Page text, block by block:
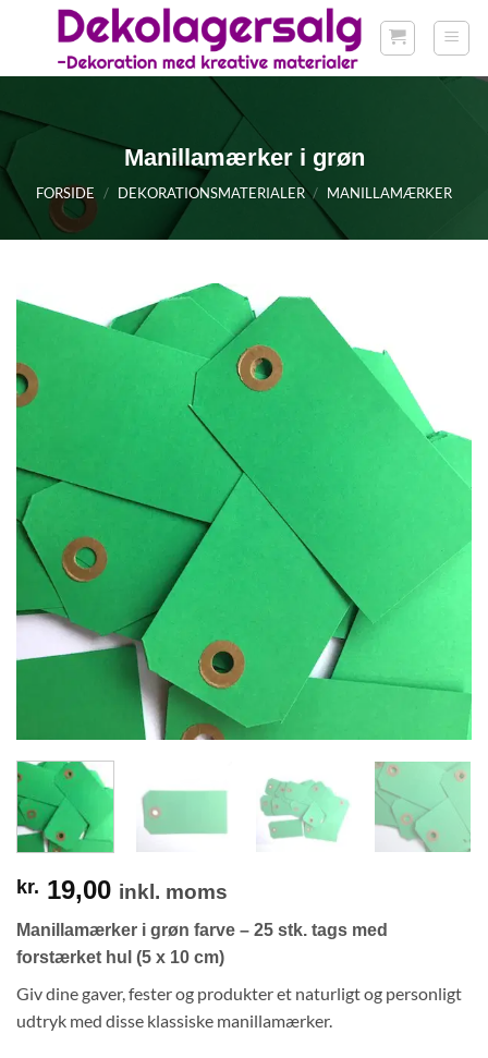
Fortsæt
Manillamærker i grøn
FORSIDE / DEKORATIONSMATERIALER / MANILLAMÆRKER
kr. 19,00 inkl. moms
Manillamærker i grøn farve – 25 stk. tags med
forstærket hul (5 x 10 cm)
Giv dine gaver,fester og produkter et naturligt og personligt
udtryk med disse klassiske manillamærker.